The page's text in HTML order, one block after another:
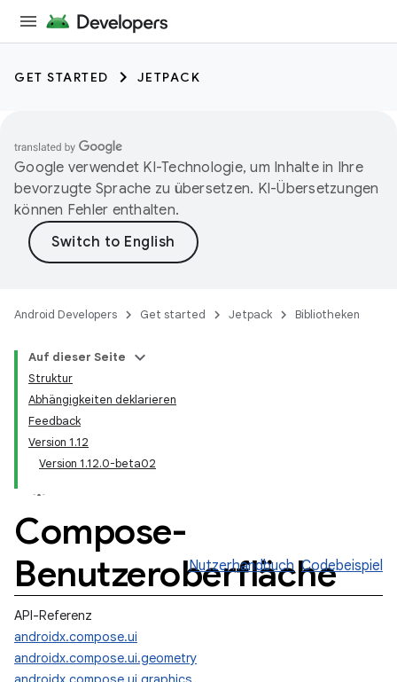
GET STARTED JETPACK
Google verwendet KI-Technologie, um Inhalte in Ihre
bevorzugte Sprache zu übersetzen. KI-Übersetzungen
können Fehler enthalten.
Android Developers Get started Jetpack Bibliotheken
Auf dieser Seite
Struktur
Abhängigkeiten deklarieren
Feedback
Version 1.12
Version 1.12.0-beta02
Compose-
Benutzeroberfläche
Nutzerhandbuch Codebeispiel
API-Referenz
androidx.compose.ui
androidx.compose.ui.geometry